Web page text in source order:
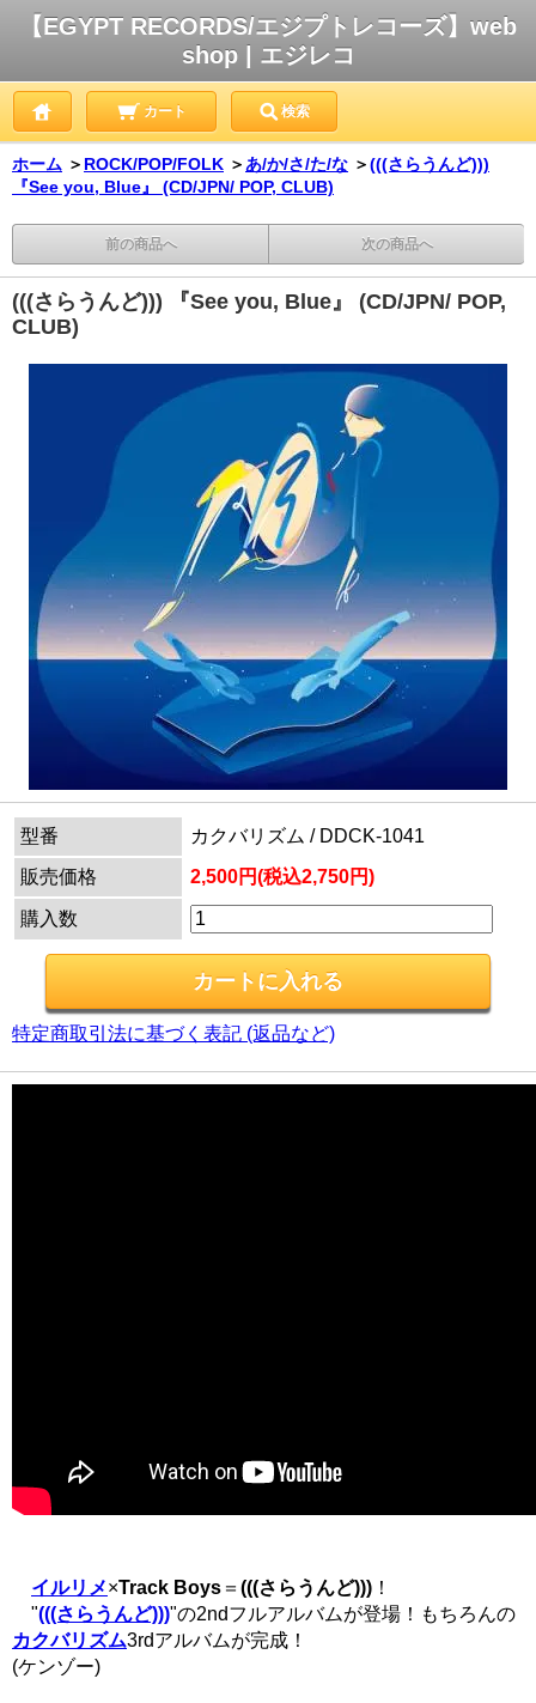
【EGYPT RECORDS/エジプトレコーズ】web
shop | エジレコ
カート 検索
ホーム ＞ ROCK/POP/FOLK ＞ あ/か/さ/た/な ＞(((さらうんど)))
『See you, Blue』 (CD/JPN/ POP, CLUB)
前の商品へ 次の商品へ
(((さらうんど))) 『See you, Blue』 (CD/JPN/ POP,
CLUB)
型番
カクバリズム / DDCK-1041
販売価格
2,500円(税込2,750円)
購入数
特定商取引法に基づく表記 (返品など)
イルリメ×Track Boys ＝ (((さらうんど))) ！
"(((さらうんど)))"の2ndフルアルバムが登場！もちろんの
カクバリズム3rdアルバムが完成！
(ケンゾー)